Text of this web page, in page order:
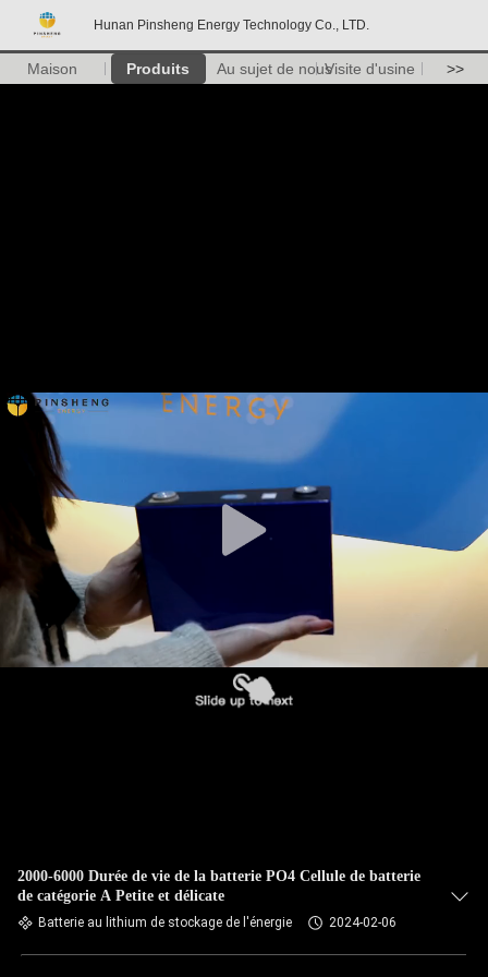
Hunan Pinsheng Energy Technology Co., LTD.
Maison Produits Au sujet de nousVisite d'usine >>
2000-6000 Durée de vie de la batterie PO4 Cellule de batterie
de catégorie A Petite et délicate
Batterie au lithium de stockage de l'énergie 2024-02-06